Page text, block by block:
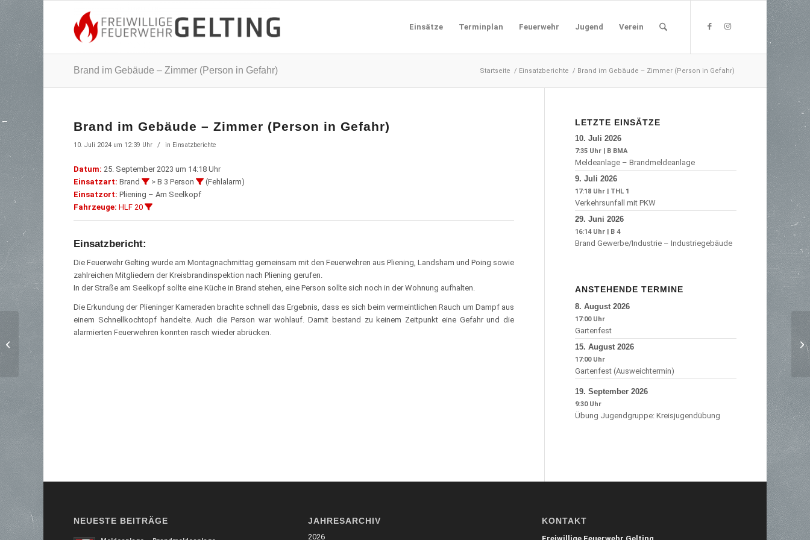
Einsätze Terminplan Feuerwehr Jugend Verein
Brand im Gebäude – Zimmer (Person in Gefahr) Startseite / Einsatzberichte / Brand im Gebäude – Zimmer (Person in Gefahr)
Brand im Gebäude – Zimmer (Person in Gefahr)
10. Juli 2024 um 12:39 Uhr / in Einsatzberichte
Datum: 25. September 2023 um 14:18 Uhr
Einsatzart: Brand > B 3 Person
(Fehlalarm)
Einsatzort: Pliening – Am Seelkopf
Fahrzeuge: HLF 20
Einsatzbericht:
Die Feuerwehr Gelting wurde am Montagnachmittag gemeinsam mit den Feuerwehren aus Pliening, Landsham und Poing sowie
zahlreichen Mitgliedern der Kreisbrandinspektion nach Pliening gerufen.
In der Straße am Seelkopf sollte eine Küche in Brand stehen, eine Person sollte sich noch in der Wohnung aufhalten.
Die Erkundung der Plieninger Kameraden brachte schnell das Ergebnis, dass es sich beim vermeintlichen Rauch um Dampf aus
einem Schnellkochtopf handelte. Auch die Person war wohlauf. Damit bestand zu keinem Zeitpunkt eine Gefahr und die
alarmierten Feuerwehren konnten rasch wieder abrücken.
LETZTE EINSÄTZE
10. Juli 2026
7:35 Uhr | B BMA
Meldeanlage – Brandmeldeanlage
9. Juli 2026
17:18 Uhr | THL 1
Verkehrsunfall mit PKW
29. Juni 2026
16:14 Uhr | B 4
Brand Gewerbe/Industrie – Industriegebäude
ANSTEHENDE TERMINE
8. August 2026
17:00
Gartenfest
15. August 2026
17:00
Gartenfest (Ausweichtermin)
19. September 2026
9:30
Übung Jugendgruppe: Kreisjugendübung
NEUESTE BEITRÄGE JAHRESARCHIV
2026
KONTAKT
Brand im Gebäude –
Zimmer (Person in
Gefahr)